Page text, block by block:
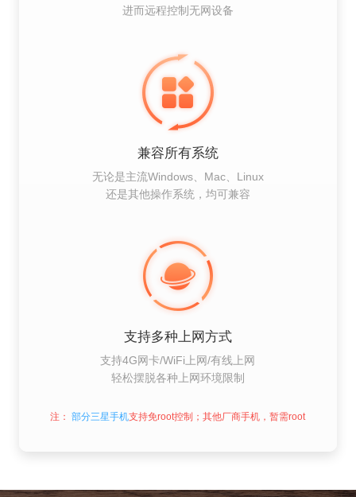
进而远程控制无网设备
兼容所有系统
无论是主流Windows、Mac、Linux
还是其他操作系统，均可兼容
支持多种上网方式
支持4G网卡/WiFi上网/有线上网
轻松摆脱各种上网环境限制
注： 部分三星手机支持免root控制；其他厂商手机，暂需root